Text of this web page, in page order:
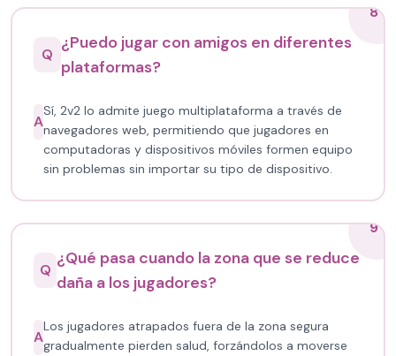
8
Q
¿Puedo jugar con amigos en diferentes
plataformas?
A
Sí, 2v2 Io admite juego multiplataforma a través de
navegadores web, permitiendo que jugadores en
computadoras y dispositivos móviles formen equipo
sin problemas sin importar su tipo de dispositivo.
9
Q
¿Qué pasa cuando la zona que se reduce
daña a los jugadores?
A
Los jugadores atrapados fuera de la zona segura
gradualmente pierden salud, forzándolos a moverse